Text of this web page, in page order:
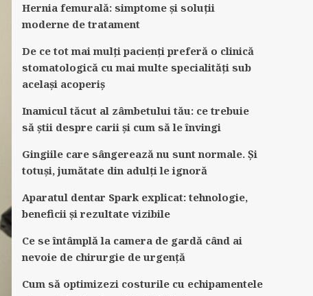
Hernia femurală: simptome și soluții
moderne de tratament
De ce tot mai mulți pacienți preferă o clinică
stomatologică cu mai multe specialități sub
același acoperiș
Inamicul tăcut al zâmbetului tău: ce trebuie
să știi despre carii și cum să le învingi
Gingiile care sângerează nu sunt normale. Și
totuși, jumătate din adulți le ignoră
Aparatul dentar Spark explicat: tehnologie,
beneficii și rezultate vizibile
Ce se întâmplă la camera de gardă când ai
nevoie de chirurgie de urgență
Cum să optimizezi costurile cu echipamentele